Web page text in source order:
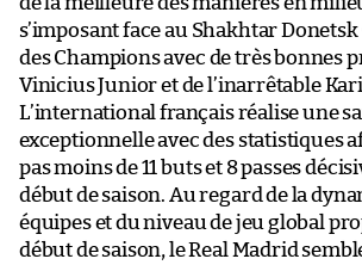
s’imposant face au Shakhtar
des Champions avec de très bonnes
Vinicius Junior et de l’inarrêtable
L’international français réalise une
exceptionnelle avec des statistiques
pas moins de 11 buts et 8 passes
début de saison. Au regard de la
équipes et du niveau de jeu global
début de saison, le Real Madrid